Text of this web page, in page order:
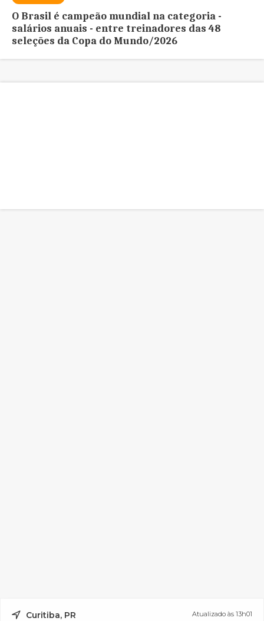
O Brasil é campeão mundial na categoria -
salários anuais - entre treinadores das 48
seleções da Copa do Mundo/2026
Curitiba, PR Atualizado às 13h01